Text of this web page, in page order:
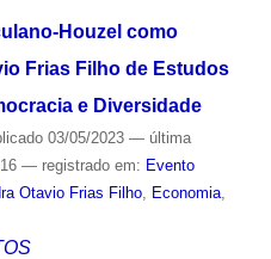
Houzel como
Frias Filho de Estudos
e Diversidade
03/05/2023 — última
— registrado em: Evento
Otavio Frias Filho, Economia,